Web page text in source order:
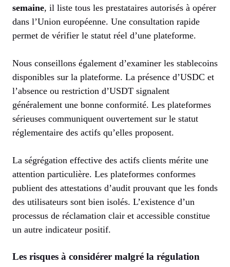
semaine, il liste tous les prestataires autorisés à opérer
dans l’Union européenne. Une consultation rapide
permet de vérifier le statut réel d’une plateforme.
Nous conseillons également d’examiner les stablecoins
disponibles sur la plateforme. La présence d’USDC et
l’absence ou restriction d’USDT signalent
généralement une bonne conformité. Les plateformes
sérieuses communiquent ouvertement sur le statut
réglementaire des actifs qu’elles proposent.
La ségrégation effective des actifs clients mérite une
attention particulière. Les plateformes conformes
publient des attestations d’audit prouvant que les fonds
des utilisateurs sont bien isolés. L’existence d’un
processus de réclamation clair et accessible constitue
un autre indicateur positif.
Les risques à considérer malgré la régulation